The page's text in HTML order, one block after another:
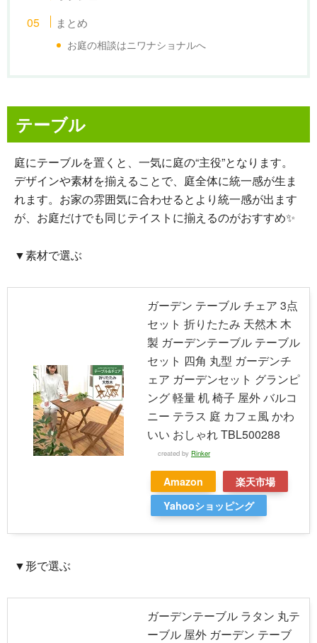
まとめ
お庭の相談はニワナショナルへ
テーブル
庭にテーブルを置くと、一気に庭の“主役”となります。
デザインや素材を揃えることで、庭全体に統一感が生ま
れます。お家の雰囲気に合わせるとより統一感が出ます
が、お庭だけでも同じテイストに揃えるのがおすすめ✨
▼素材で選ぶ
ガーデン テーブル チェア 3点
セット 折りたたみ 天然木 木
製 ガーデンテーブル テーブル
セット 四角 丸型 ガーデンチ
ェア ガーデンセット グランピ
ング 軽量 机 椅子 屋外 バルコ
ニー テラス 庭 カフェ風 かわ
いい おしゃれ TBL500288
created by Rinker
Amazon
楽天市場
Yahooショッピング
▼形で選ぶ
ガーデンテーブル ラタン 丸テ
ーブル 屋外 ガーデン テーブ